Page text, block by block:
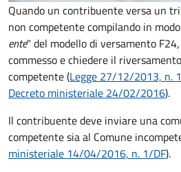
Quando un contribuente versa un
non competente compilando in
ente" del modello di versamento
commesso e chiedere il
competente (Legge 27/12/2013, n.
Decreto ministeriale 24/02/2016).
Il contribuente deve inviare una
competente sia al Comune
ministeriale 14/04/2016, n. 1/DF).